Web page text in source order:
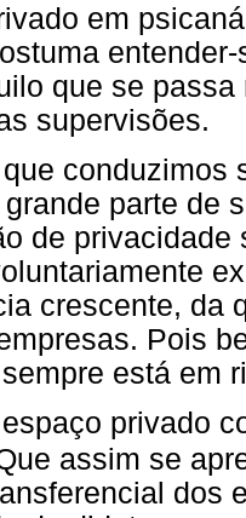
em
que se
supervisões.
conduzimos
parte de
de
crescente, da
Pois
está em
privado
assim se
dos